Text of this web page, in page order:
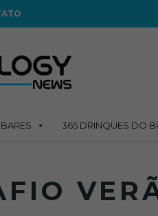
BARES 365 DRINQUES DO